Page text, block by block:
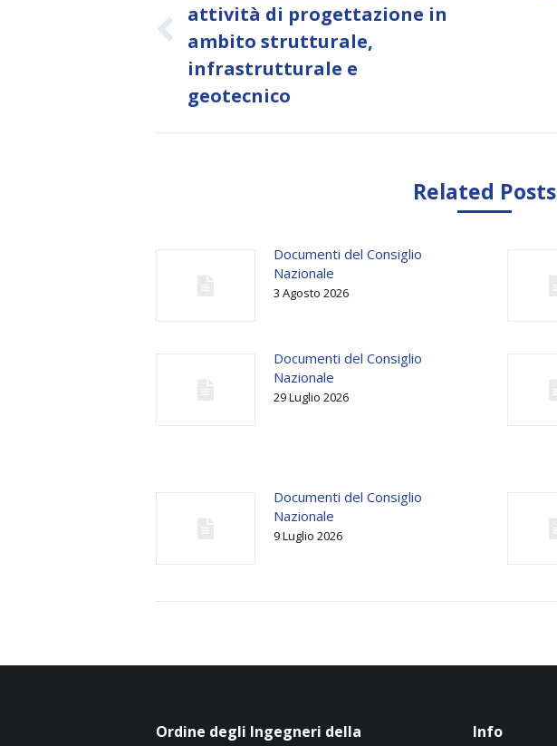
Previous
attività di progettazione in
ambito strutturale,
infrastrutturale e
geotecnico
Related Posts
Documenti del Consiglio
Nazionale
3 Agosto 2026
Documenti del Consiglio
Nazionale
29 Luglio 2026
Documenti del Consiglio
Nazionale
9 Luglio 2026
Ordine degli Ingegneri della
Info